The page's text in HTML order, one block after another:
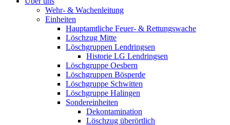
Wehr- & Wachenleitung
Einheiten
Hauptamtliche Feuer- & Rettungswache
Löschzug Mitte
Löschgruppen Lendringsen
Historie LG Lendringsen
Löschgruppe Oesbern
Löschgruppen Bösperde
Löschgruppe Schwitten
Löschgruppe Halingen
Sondereinheiten
Dekontamination
Löschzug überörtlich